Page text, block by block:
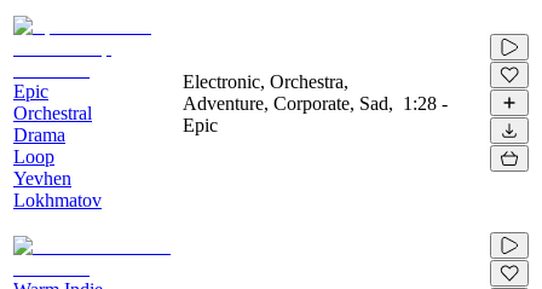
Epic
Orchestral
Drama
Loop
Yevhen
Lokhmatov
Electronic, Orchestra,
Adventure, Corporate, Sad,
Epic
1:28 -